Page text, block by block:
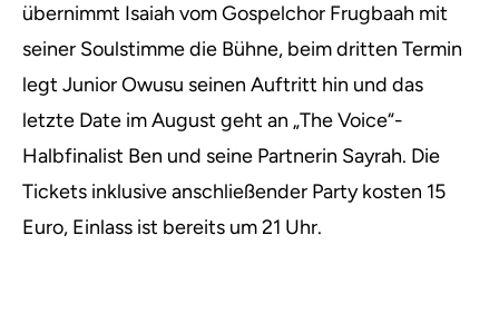
übernimmt Isaiah vom Gospelchor Frugbaah mit
seiner Soulstimme die Bühne, beim dritten Termin
legt Junior Owusu seinen Auftritt hin und das
letzte Date im August geht an „The Voice“-
Halbfinalist Ben und seine Partnerin Sayrah. Die
Tickets inklusive anschließender Party kosten 15
Euro, Einlass ist bereits um 21 Uhr.